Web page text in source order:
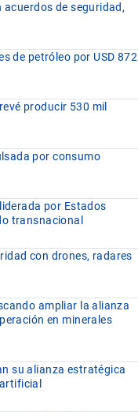
de seguridad,
de petróleo por USD 872
producir 530 mil
por consumo
por Estados
transnacional
con drones, radares
ampliar la alianza
en minerales
su alianza estratégica